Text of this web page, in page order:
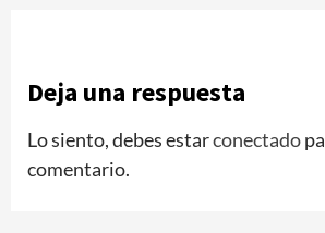
Deja una respuesta
Lo siento, debes estarconectado
comentario.